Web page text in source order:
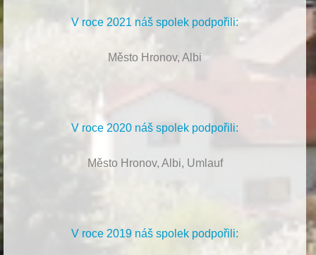
V roce 2021 náš spolek podpořili:
Město Hronov, Albi
V roce 2020 náš spolek podpořili:
Město Hronov, Albi, Umlauf
V roce 2019 náš spolek podpořili: